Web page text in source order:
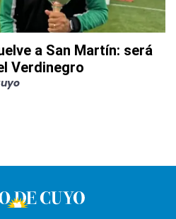
a San Martín: será
Verdinegro